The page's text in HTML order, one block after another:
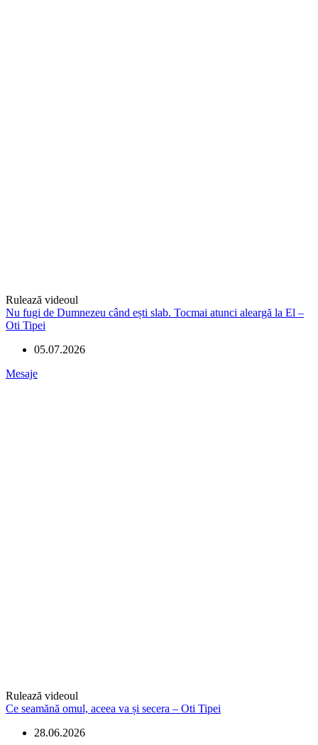
Rulează videoul
Nu fugi de Dumnezeu când ești slab. Tocmai atunci aleargă la El –
Oti Tipei
05.07.2026
Mesaje
Rulează videoul
Ce seamănă omul, aceea va și secera – Oti Tipei
28.06.2026